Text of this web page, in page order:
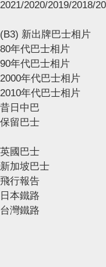
2021/2020/2019/2018/
(B3) 新出牌巴士相片
80年代巴士相片
90年代巴士相片
2000年代巴士相片
2010年代巴士相片
昔日中巴
保留巴士
英國巴士
新加坡巴士
飛行報告
日本鐵路
台灣鐵路